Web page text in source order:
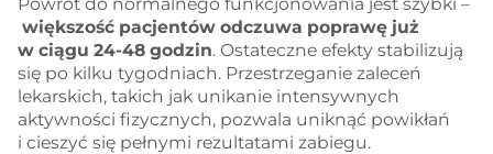
większość pacjentów odczuwa poprawę już
w ciągu 24-48 godzin. Ostateczne efekty stabilizują
się po kilku tygodniach. Przestrzeganie zaleceń
lekarskich, takich jak unikanie intensywnych
aktywności fizycznych, pozwala uniknąć powikłań
i cieszyć się pełnymi rezultatami zabiegu.